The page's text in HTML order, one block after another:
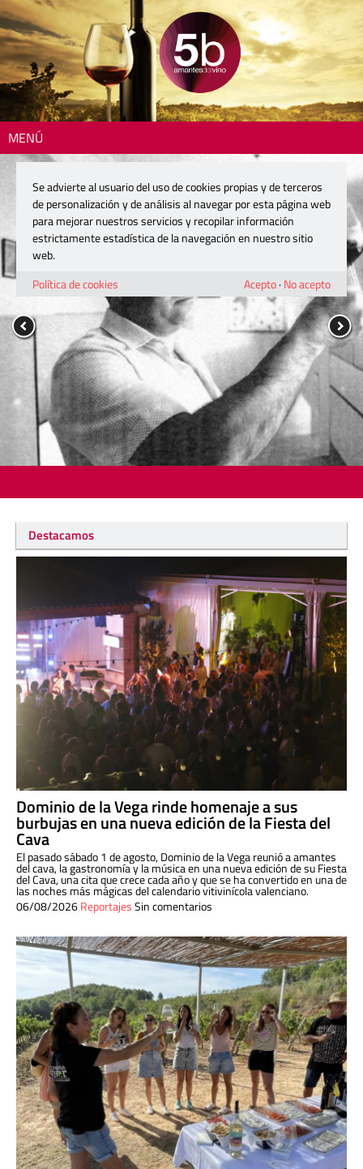
MENÚ
Destacamos
Dominio de la Vega rinde homenaje a sus
burbujas en una nueva edición de la Fiesta del
Cava
El pasado sábado 1 de agosto, Dominio de la Vega reunió a amantes
del cava, la gastronomía y la música en una nueva edición de su Fiesta
del Cava, una cita que crece cada año y que se ha convertido en una de
las noches más mágicas del calendario vitivinícola valenciano.
06/08/2026ReportajesSin comentarios
Se advierte al usuario del uso de cookies propias y de terceros
de personalización y de análisis al navegar por esta página web
para mejorar nuestros servicios y recopilar información
estrictamente estadística de la navegación en nuestro sitio
web.
Política de cookies
Acepto· No acepto